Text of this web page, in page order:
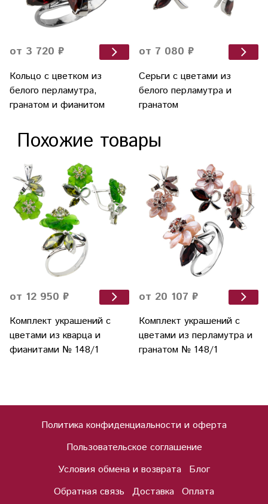
от 3 720 ₽
Кольцо с цветком из
белого перламутра,
гранатом и фианитом
от 7 080 ₽
Серьги с цветами из
белого перламутра и
гранатом
Похожие товары
от 12 950 ₽
Комплект украшений с
цветами из кварца и
фианитами № 148/1
от 20 107 ₽
Комплект украшений с
цветами из перламутра и
гранатом № 148/1
Политика конфиденциальности и оферта
Пользовательское соглашение
Условия обмена и возврата
Блог
Обратная связь
Доставка Оплата